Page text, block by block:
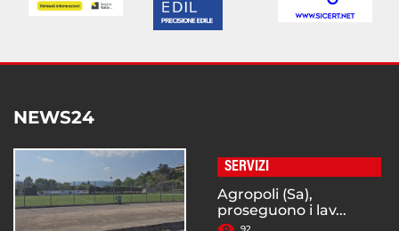
NEWS24
SERVIZI
Agropoli (Sa),
proseguono i lav...